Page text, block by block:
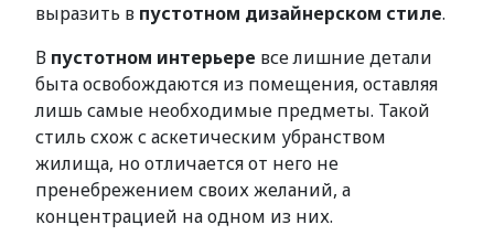
выразить в пустотном дизайнерском стиле.
В пустотном интерьере все лишние детали
быта освобождаются из помещения, оставляя
лишь самые необходимые предметы. Такой
стиль схож с аскетическим убранством
жилища, но отличается от него не
пренебрежением своих желаний, а
концентрацией на одном из них.